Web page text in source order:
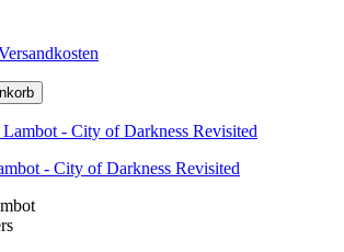
- City of Darkness Revisited